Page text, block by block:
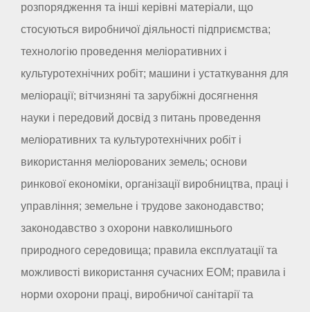
розпорядження та інші керівні матеріали, що
стосуються виробничої діяльності підприємства;
технологію проведення меліоративних і
культуротехнічних робіт; машини і устаткування для
меліорації; вітчизняні та зарубіжні досягнення
науки і передовий досвід з питань проведення
меліоративних та культуротехнічних робіт і
використання меліорованих земель; основи
ринкової економіки, організації виробництва, праці і
управління; земельне і трудове законодавство;
законодавство з охорони навколишнього
природного середовища; правила експлуатації та
можливості використання сучасних ЕОМ; правила і
норми охорони праці, виробничої санітарії та